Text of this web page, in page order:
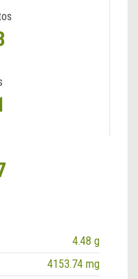
4.48 g
4153.74 mg